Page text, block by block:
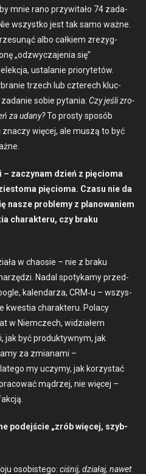
mnie rano przy­witało 74 zada­
wszys­tko jest tak samo ważne.
albo całkiem zrezyg­
„odzwycza­je­nia się”
usta­lanie pri­o­ry­tetów.
trzech lub czterech kluc­
sobie pyta­nia: Czy jeśli zro­
za udany?To prosty sposób
więcej, ale muszą to być
– zaczy­nam dzień z pię­cioma
pię­cioma. Cza­su nie da
nasze prob­le­my z planowaniem
charak­teru, czy braku
w chaosie – nie z braku
Nadal spo­tykamy przed­
kalen­darza, CRM‑u – wszys­
kwes­t­ia charak­teru. Pola­cy
w Niem­czech, widzi­ałem
jak być pro­duk­ty­wnym, jak
za zmi­ana­mi –
my uczymy, jak korzys­tać
mądrzej, nie więcej –
pode­jś­cie „zrób więcej, szy­b­
oso­bis­tego: ciśnij, dzi­ałaj, nawet